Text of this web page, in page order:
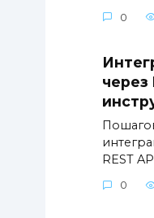
0
через
REST
0